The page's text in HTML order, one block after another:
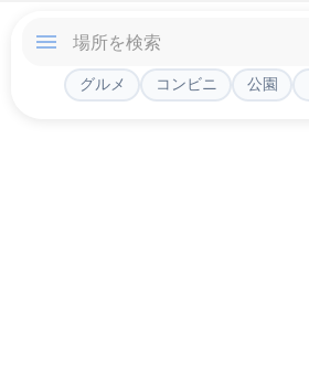
グルメ コンビニ 公園